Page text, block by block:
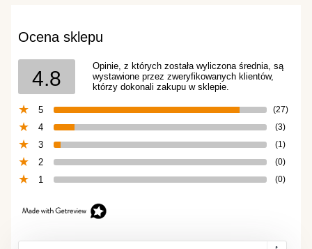
Ocena sklepu
4.8
Opinie, z których została wyliczona średnia, są
wystawione przez zweryfikowanych klientów,
którzy dokonali zakupu w sklepie.
5 (27)
4 (3)
3 (1)
2 (0)
1 (0)